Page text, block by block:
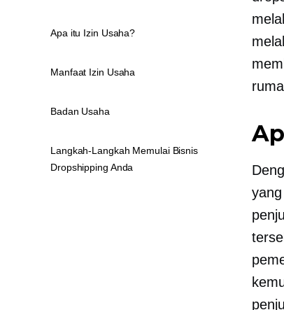
Apa itu Izin Usaha?
Manfaat Izin Usaha
Badan Usaha
Langkah-Langkah Memulai Bisnis
Dropshipping Anda